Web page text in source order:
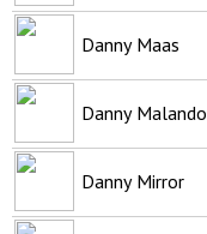
Danny Maas
Danny Malando
Danny Mirror